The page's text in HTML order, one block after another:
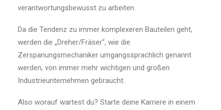
verantwortungsbewusst zu arbeiten.
Da die Tendenz zu immer komplexeren Bauteilen geht,
werden die „Dreher/Fräser“, wie die
Zerspanungsmechaniker umgangssprachlich genannt
werden, von immer mehr wichtigen und großen
Industrieunternehmen gebraucht.
Also worauf wartest du? Starte deine Karriere in einem